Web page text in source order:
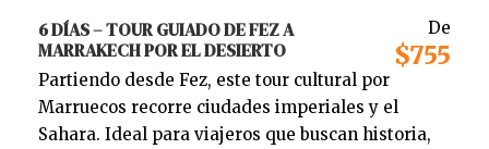
6 DÍAS – TOUR GUIADO DE FEZ A
MARRAKECH POR EL DESIERTO
De
$755
Partiendo desde Fez, este tour cultural por
Marruecos recorre ciudades imperiales y el
Sahara. Ideal para viajeros que buscan historia,